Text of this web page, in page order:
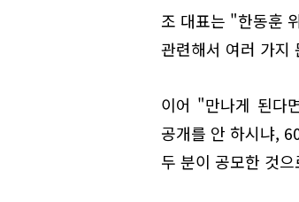
조 대표는 "한동훈
관련해서 여러 가지
이어 "만나게 된다
공개를 안 하시냐,
두 분이 공모한 것